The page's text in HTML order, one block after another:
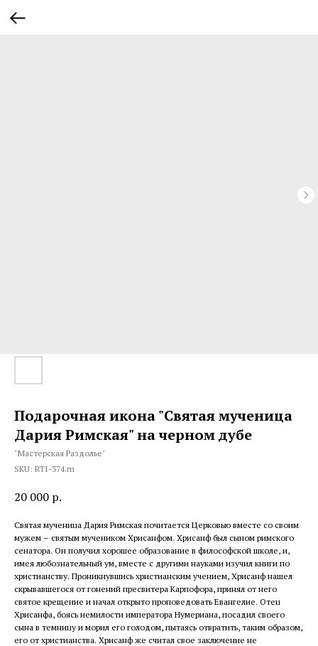
Подарочная икона "Святая мученица
Дария Римская" на черном дубе
"Мастерская Раздолье"
SKU: RTI-374.m
20 000 р.
Святая мученица Дария Римская почитается Церковью вместе со своим
мужем – святым мучеником Хрисанфом. Хрисанф был сыном римского
сенатора. Он получил хорошее образование в философской школе, и,
имея любознательный ум, вместе с другими науками изучил книги по
христианству. Проникнувшись христианским учением, Хрисанф нашел
скрывавшегося от гонений пресвитера Карпофора, принял от него
святое крещение и начал открыто проповедовать Евангелие. Отец
Хрисанфа, боясь немилости императора Нумериана, посадил своего
сына в темницу и морил его голодом, пытаясь отвратить, таким образом,
его от христианства. Хрисанф же считал свое заключение не